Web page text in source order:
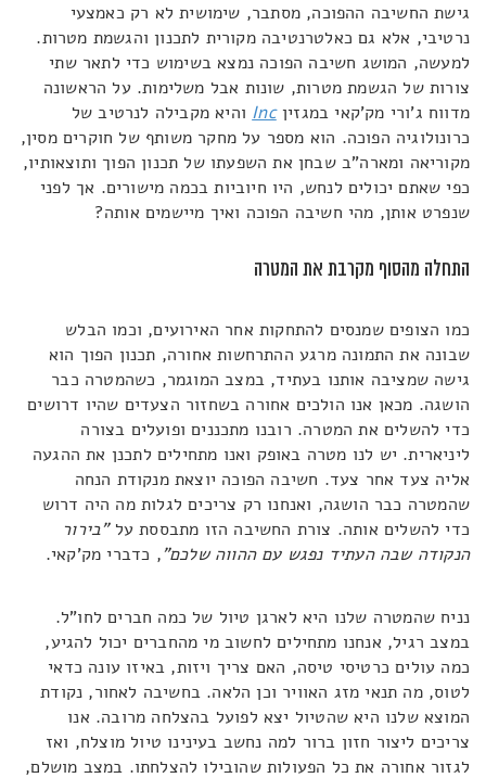
גישת החשיבה ההפוכה, מסתבר, שימושית לא רק כאמצעי
נרטיבי, אלא גם כאלטרנטיבה מקורית לתכנון והגשמת מטרות.
למעשה, המושג חשיבה הפוכה נמצא בשימוש כדי לתאר שתי
צורות של הגשמת מטרות, שונות אבל משלימות. על הראשונה
מדווח ג'ורי מק'קאי במגזיןInc והיא מקבילה לנרטיב של
כרונולוגיה הפוכה. הוא מספר על מחקר משותף של חוקרים מסין,
מקוריאה ומארה"ב שבחן את השפעתו של תכנון הפוך ותוצאותיו,
כפי שאתם יכולים לנחש, היו חיוביות בכמה מישורים. אך לפני
שנפרט אותן, מהי חשיבה הפוכה ואיך מיישמים אותה?
התחלה מהסוף מקרבת את המטרה
כמו הצופים שמנסים להתחקות אחר האירועים, וכמו הבלש
שבונה את התמונה מרגע ההתרחשות אחורה, תכנון הפוך הוא
גישה שמציבה אותנו בעתיד, במצב המוגמר, כשהמטרה כבר
הושגה. מכאן אנו הולכים אחורה בשחזור הצעדים שהיו דרושים
כדי להשלים את המטרה. רובנו מתכננים ופועלים בצורה
ליניארית. יש לנו מטרה באופק ואנו מתחילים לתכנן את ההגעה
אליה צעד אחר צעד. חשיבה הפוכה יוצאת מנקודת הנחה
שהמטרה כבר הושגה, ואנחנו רק צריכים לגלות מה היה דרוש
כדי להשלים אותה. צורת החשיבה הזו מתבססת על"בירור
הנקודה שבה העתיד נפגש עם ההווה שלכם", כדברי מק'קאי.
נניח שהמטרה שלנו היא לארגן טיול של כמה חברים לחו"ל.
במצב רגיל, אנחנו מתחילים לחשוב מי מהחברים יכול להגיע,
כמה עולים כרטיסי טיסה, האם צריך ויזות, באיזו עונה כדאי
לטוס, מה תנאי מזג האוויר וכן הלאה. בחשיבה לאחור, נקודת
המוצא שלנו היא שהטיול יצא לפועל בהצלחה מרובה. אנו
צריכים ליצור חזון ברור למה נחשב בעינינו טיול מוצלח, ואז
לגזור אחורה את כל הפעולות שהובילו להצלחתו. במצב מושלם,